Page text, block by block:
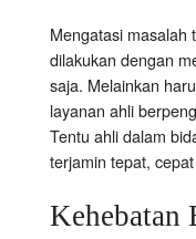
Mengatasi masalah
dilakukan dengan
saja. Melainkan
layanan ahli
Tentu ahli dalam
terjamin tepat,
Kehebatan